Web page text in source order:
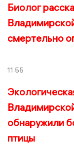
Биолог
смертельно
11:55
обнаружили
птицы